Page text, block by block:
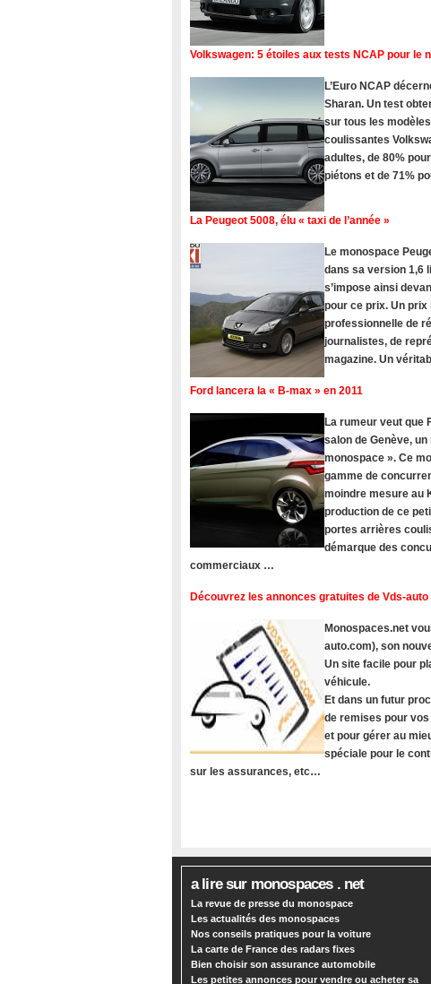
Volkswagen: 5 étoiles aux tests NCAP pour le
L’Euro NCAP
Sharan. Un test
sur tous les
coulissantes
adultes, de 80%
piétons et de 71%
La Peugeot 5008, élu « taxi de l’année »
Le monospace
dans sa version 1,6
s’impose ainsi
pour ce prix. Un prix
professionnelle de
journalistes, de
magazine. Un
Ford lancera la « B-max » en 2011
La rumeur veut que
salon de Genève,
monospace ». Ce
gamme de
moindre mesure au
production de ce
portes arrières
démarque des
commerciaux …
Découvrez les annonces gratuites de Vds-auto
Monospaces.net
auto.com), son
Un site facile pour
véhicule.
Et dans un futur
de remises pour
et pour gérer au
spéciale pour le
sur les assurances, etc…
a lire sur monospaces . net
La revue de presse du monospace
Les actualités des monospaces
Nos conseils pratiques pour la voiture
La carte de France des radars fixes
Bien choisir son assurance automobile
Les petites annonces pour vendre ou acheter sa